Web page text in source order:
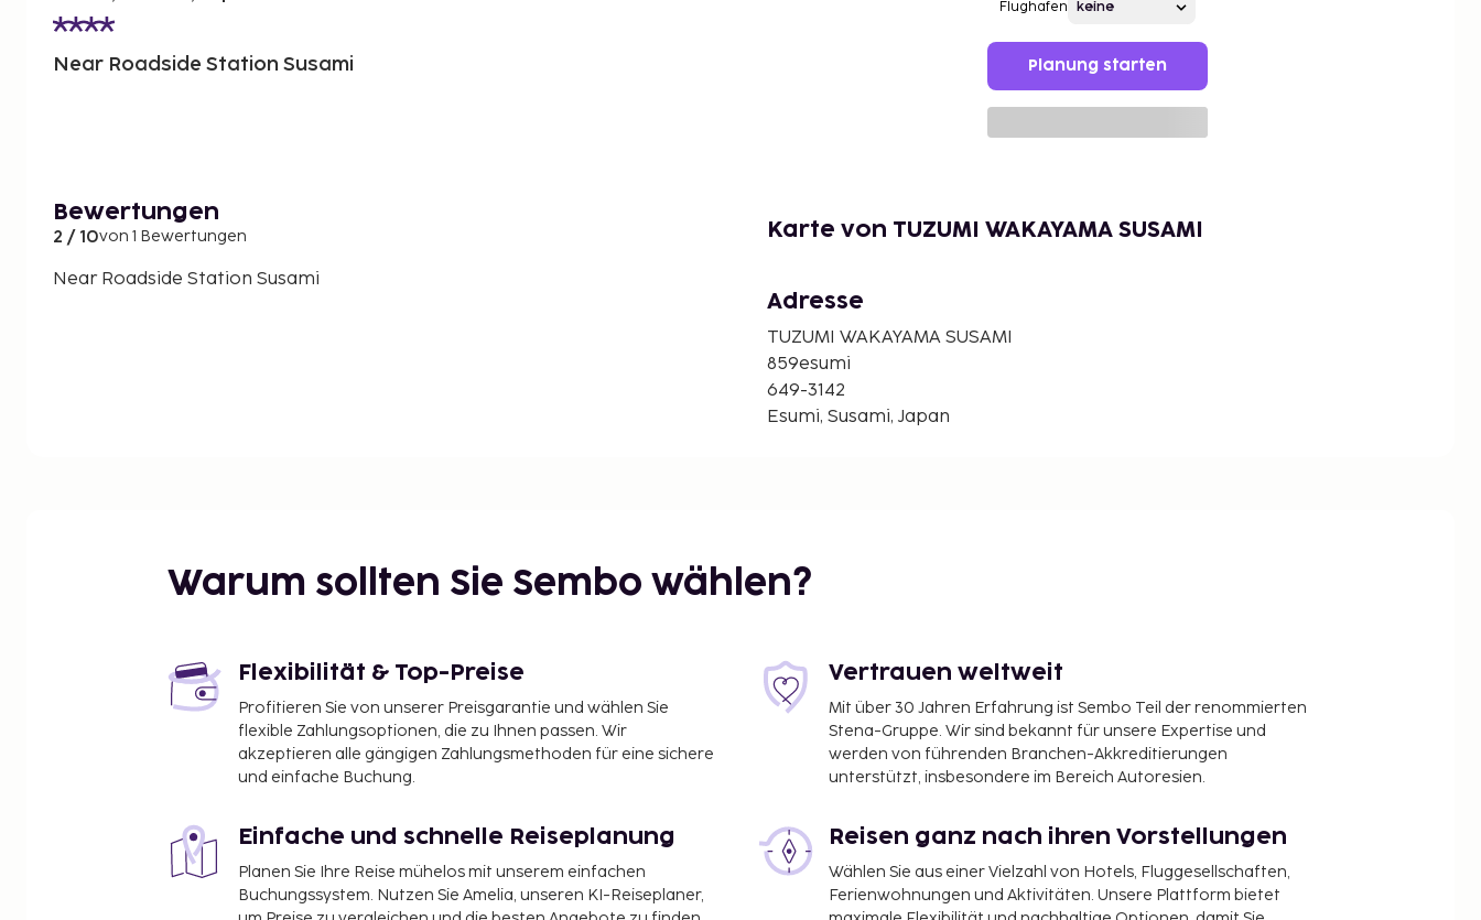
Near Roadside Station Susami
Flughafen
Planung starten
Bewertungen
2 / 10von 1 Bewertungen
Near Roadside Station Susami
Karte von TUZUMI WAKAYAMA SUSAMI
Adresse
TUZUMI WAKAYAMA SUSAMI
859esumi
649-3142
Esumi, Susami, Japan
Warum sollten Sie Sembo wählen?
Flexibilität & Top-Preise
Profitieren Sie von unserer Preisgarantie und wählen Sie
flexible Zahlungsoptionen, die zu Ihnen passen. Wir
akzeptieren alle gängigen Zahlungsmethoden für eine sichere
und einfache Buchung.
Vertrauen weltweit
Mit über 30 Jahren Erfahrung ist Sembo Teil der renommierten
Stena-Gruppe. Wir sind bekannt für unsere Expertise und
werden von führenden Branchen-Akkreditierungen
unterstützt, insbesondere im Bereich Autoresien.
Einfache und schnelle Reiseplanung
Planen Sie Ihre Reise mühelos mit unserem einfachen
Buchungssystem. Nutzen Sie Amelia, unseren KI-Reiseplaner,
Reisen ganz nach ihren Vorstellungen
Wählen Sie aus einer Vielzahl von Hotels, Fluggesellschaften,
Ferienwohnungen und Aktivitäten. Unsere Plattform bietet